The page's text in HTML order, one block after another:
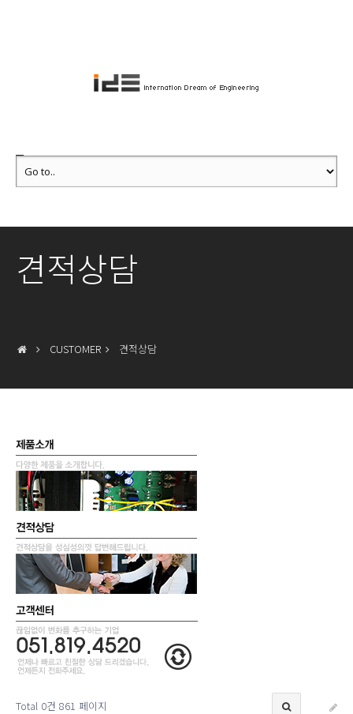
견적상담
CUSTOMER 견적상담
Total 0건 861 페이지